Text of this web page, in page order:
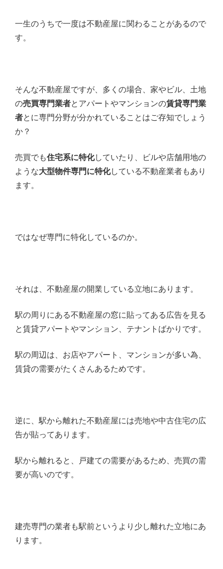
一生のうちで一度は不動産屋に関わることがあるので
す。
そんな不動産屋ですが、多くの場合、家やビル、土地
の売買専門業者とアパートやマンションの賃貸専門業
者とに専門分野が分かれていることはご存知でしょう
か？
売買でも住宅系に特化していたり、ビルや店舗用地の
ような大型物件専門に特化している不動産業者もあり
ます。
ではなぜ専門に特化しているのか。
それは、不動産屋の開業している立地にあります。
駅の周りにある不動産屋の窓に貼ってある広告を見る
と賃貸アパートやマンション、テナントばかりです。
駅の周辺は、お店やアパート、マンションが多い為、
賃貸の需要がたくさんあるためです。
逆に、駅から離れた不動産屋には売地や中古住宅の広
告が貼ってあります。
駅から離れると、戸建ての需要があるため、売買の需
要が高いのです。
建売専門の業者も駅前というより少し離れた立地にあ
ります。